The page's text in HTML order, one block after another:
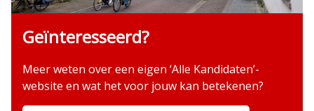
Geïnteresseerd?
Meer weten over een eigen ‘Alle Kandidaten’-
website en wat het voor jouw kan betekenen?